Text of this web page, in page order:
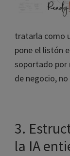
tratarla como
pone el listón
soportado por
de negocio,
3.
la IA